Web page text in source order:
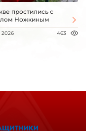
простились с
Ножкиным
2026 463